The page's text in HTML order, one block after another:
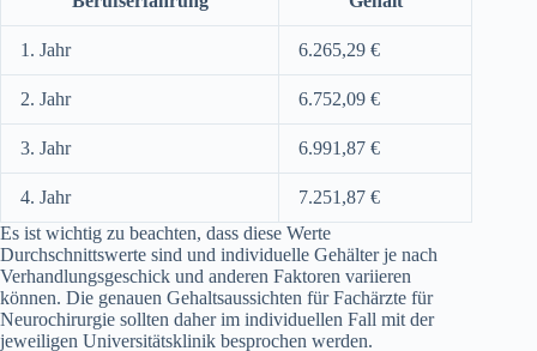
1. Jahr 6.265,29 €
2. Jahr 6.752,09 €
3. Jahr 6.991,87 €
4. Jahr
7.251,87 €
Es ist wichtig zu beachten, dass diese Werte
Durchschnittswerte sind und individuelle Gehälter je nach
Verhandlungsgeschick und anderen Faktoren variieren
können. Die genauen Gehaltsaussichten für Fachärzte für
Neurochirurgie sollten daher im individuellen Fall mit der
jeweiligen Universitätsklinik besprochen werden.